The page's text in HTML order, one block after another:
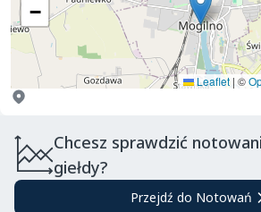
−
Leaflet | ©
Chcesz sprawdzić
giełdy?
Przejdź do Notowań